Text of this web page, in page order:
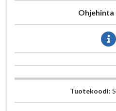
Ohjehinta
Tuotekoodi: